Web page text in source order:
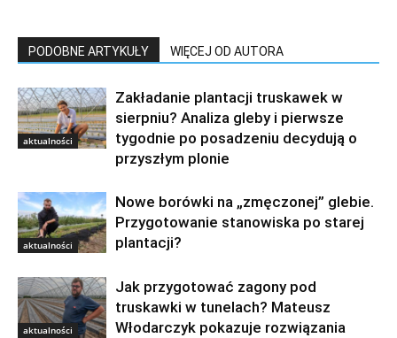
PODOBNE ARTYKUŁY WIĘCEJ OD AUTORA
aktualności
Zakładanie plantacji truskawek w
sierpniu? Analiza gleby i pierwsze
tygodnie po posadzeniu decydują o
przyszłym plonie
aktualności
Nowe borówki na „zmęczonej” glebie.
Przygotowanie stanowiska po starej
plantacji?
aktualności
Jak przygotować zagony pod
truskawki w tunelach? Mateusz
Włodarczyk pokazuje rozwiązania